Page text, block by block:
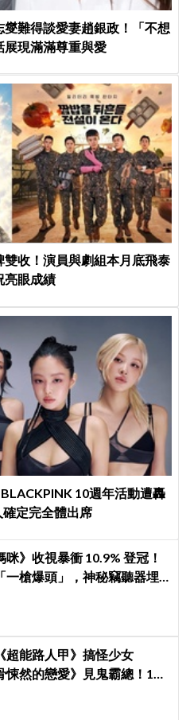
燮難得談愛妻趙銀政！「不想
展現滿滿尊重與愛
雙收！演員與劇組本月底飛泰
亮眼成績
10週年活動遭轟
確定完全體出席
咪》收視暴衝 10.9% 登冠！
一槍爆頭」，神秘竊聽器埋
超能路人甲》搞怪少女
然的戀愛》見鬼霸總！180